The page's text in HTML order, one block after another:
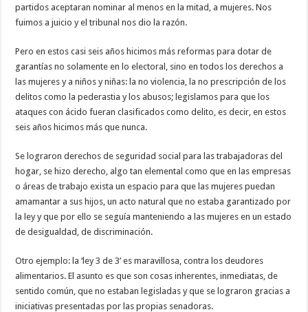
partidos aceptaran nominar al menos en la mitad, a mujeres. Nos
fuimos a juicio y el tribunal nos dio la razón.
Pero en estos casi seis años hicimos más reformas para dotar de
garantías no solamente en lo electoral, sino en todos los derechos a
las mujeres y a niños y niñas: la no violencia, la no prescripción de los
delitos como la pederastia y los abusos; legislamos para que los
ataques con ácido fueran clasificados como delito, es decir, en estos
seis años hicimos más que nunca.
Se lograron derechos de seguridad social para las trabajadoras del
hogar, se hizo derecho, algo tan elemental como que en las empresas
o áreas de trabajo exista un espacio para que las mujeres puedan
amamantar a sus hijos, un acto natural que no estaba garantizado por
la ley y que por ello se seguía manteniendo a las mujeres en un estado
de desigualdad, de discriminación.
Otro ejemplo: la ‘ley 3 de 3’ es maravillosa, contra los deudores
alimentarios. El asunto es que son cosas inherentes, inmediatas, de
sentido común, que no estaban legisladas y que se lograron gracias a
iniciativas presentadas por las propias senadoras.